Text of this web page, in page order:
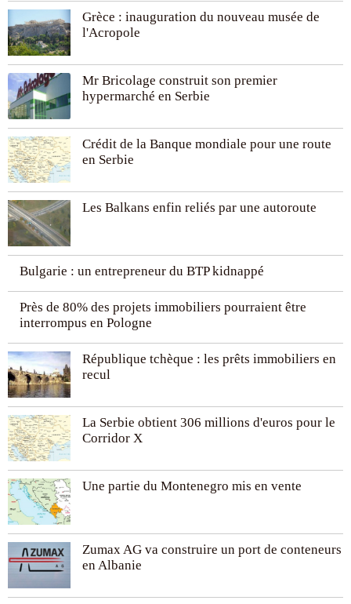
Grèce : inauguration du nouveau musée de
l'Acropole
Mr Bricolage construit son premier
hypermarché en Serbie
Crédit de la Banque mondiale pour une route
en Serbie
Les Balkans enfin reliés par une autoroute
Bulgarie : un entrepreneur du BTP kidnappé
Près de 80% des projets immobiliers pourraient être
interrompus en Pologne
République tchèque : les prêts immobiliers en
recul
La Serbie obtient 306 millions d'euros pour le
Corridor X
Une partie du Montenegro mis en vente
Zumax AG va construire un port de conteneurs
en Albanie